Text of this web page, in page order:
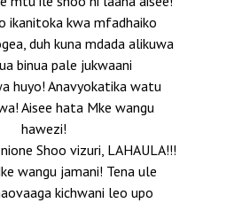
ikanitoka kwa mfadhaiko
duh kuna mdada alikuwa
binua pale jukwaani
huyo! Anavyokatika watu
Aisee hata Mke wangu
hawezi!
Shoo vizuri, LAHAULA!!!
wangu jamani! Tena ule
kichwani leo upo